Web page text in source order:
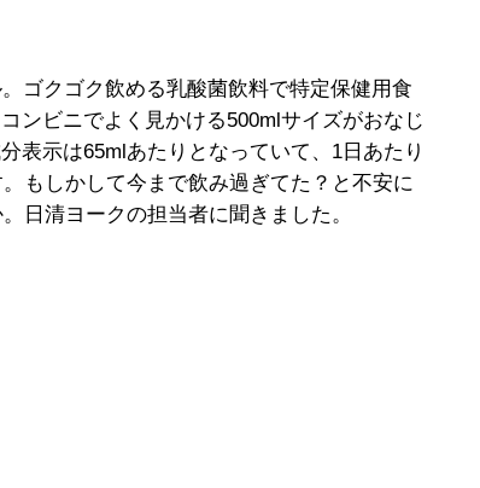
ゴクゴク飲める乳酸菌飲料で特定保健用食
ンビニでよく見かける500mlサイズがおなじ
表示は65mlあたりとなっていて、1日あたり
もしかして今まで飲み過ぎてた？と不安に
日清ヨークの担当者に聞きました。